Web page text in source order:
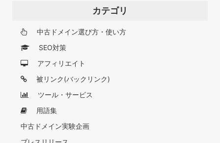
カテゴリ
中古ドメイン選び方・使い方
SEO対策
アフィリエイト
被リンク(バックリンク)
ツール・サービス
用語集
中古ドメイン実験企画